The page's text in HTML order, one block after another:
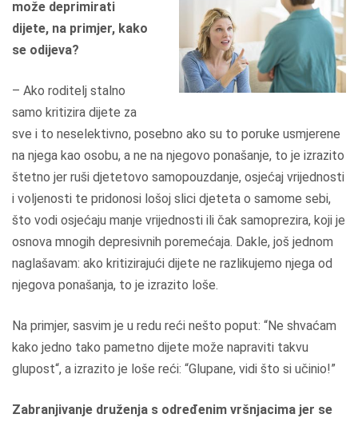
može deprimirati
dijete, na primjer, kako
se odijeva?
– Ako roditelj stalno
samo kritizira dijete za
sve i to neselektivno, posebno ako su to poruke usmjerene
na njega kao osobu, a ne na njegovo ponašanje, to je izrazito
štetno jer ruši djetetovo samopouzdanje, osjećaj vrijednosti
i voljenosti te pridonosi lošoj slici djeteta o samome sebi,
što vodi osjećaju manje vrijednosti ili čak samoprezira, koji je
osnova mnogih depresivnih poremećaja. Dakle, još jednom
naglašavam: ako kritizirajući dijete ne razlikujemo njega od
njegova ponašanja, to je izrazito loše.
Na primjer, sasvim je u redu reći nešto poput: “Ne shvaćam
kako jedno tako pametno dijete može napraviti takvu
glupost“, a izrazito je loše reći: “Glupane, vidi što si učinio!”
Zabranjivanje druženja s određenim vršnjacima jer se